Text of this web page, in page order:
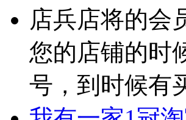
店兵店将的会
您的店铺的时
号，到时候有